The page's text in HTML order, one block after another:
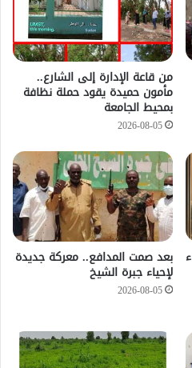
من قاعة الإدارة إلى الشارع..
مأمون حميدة يقود حملة نظافة
بمحيط الجامعة
2026-08-05
بعد صمت المدافع.. معركة جديدة
لإحياء جبرة الشيخ
2026-08-05